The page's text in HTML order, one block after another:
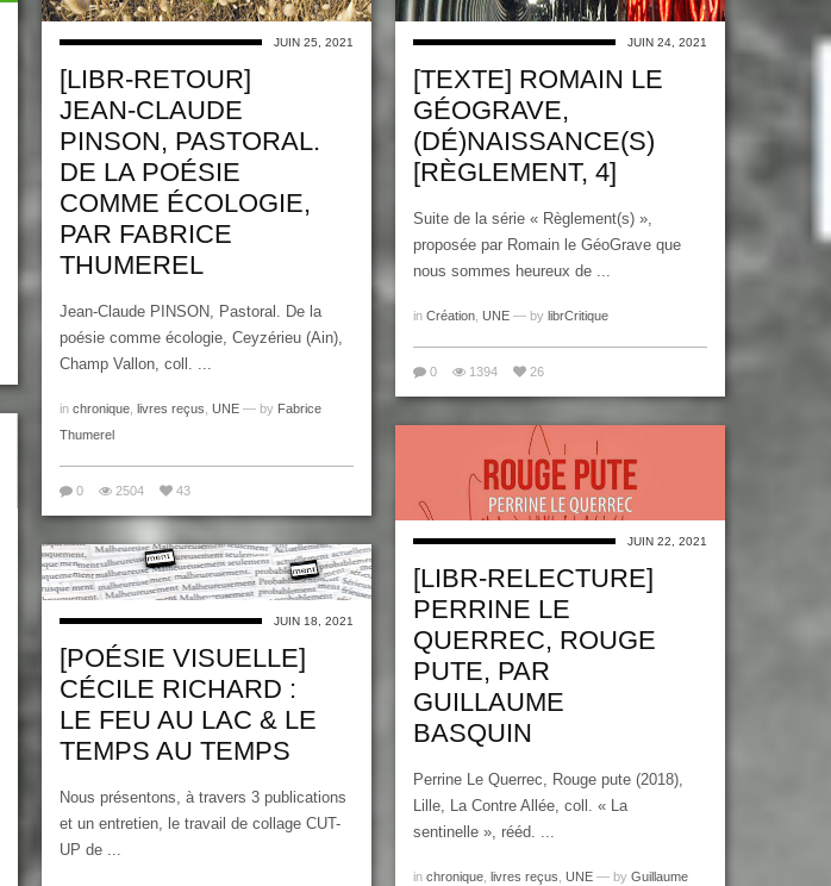
JUIN 25, 2021
[LIBR-RETOUR]
JEAN-CLAUDE
PINSON, PASTORAL.
DE LA POÉSIE
COMME ÉCOLOGIE,
PAR FABRICE
THUMEREL
Jean-Claude PINSON, Pastoral. De la
poésie comme écologie, Ceyzérieu (Ain),
Champ Vallon, coll. ...
in chronique livres reçus UNE — by Fabrice
Thumerel
0 2504 43
JUIN 24, 2021
[TEXTE] ROMAIN LE
GÉOGRAVE,
(DÉ)NAISSANCE(S)
[RÈGLEMENT, 4]
Suite de la série « Règlement(s) »,
proposée par Romain le GéoGrave que
nous sommes heureux de ...
in Création UNE — by librCritique
0 1394 26
JUIN 22, 2021
[LIBR-RELECTURE]
PERRINE LE
QUERREC, ROUGE
PUTE, PAR
GUILLAUME
BASQUIN
Perrine Le Querrec, Rouge pute (2018),
Lille, La Contre Allée, coll. « La
sentinelle », rééd. ...
in chronique livres reçus UNE — by Guillaume
JUIN 18, 2021
[POÉSIE VISUELLE]
CÉCILE RICHARD :
LE FEU AU LAC & LE
TEMPS AU TEMPS
Nous présentons, à travers 3 publications
et un entretien, le travail de collage CUT-
UP de ...